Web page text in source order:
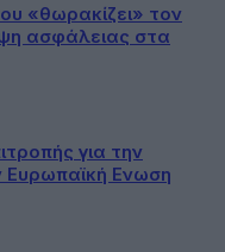
«θωρακίζει» τον
ασφάλειας στα
για την
Ευρωπαϊκή Ενωση